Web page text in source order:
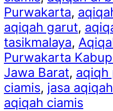
Purwakarta,
aqiqah garut,
tasikmalaya,
Purwakarta
Jawa Barat, aqiqh
ciamis, jasa
aqiqah ciamis